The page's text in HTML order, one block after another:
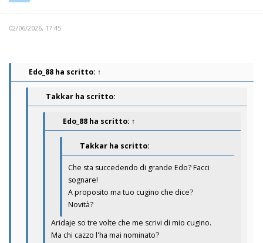
02/06/2026, 17:45
Edo_88 ha scritto: ↑
Takkar ha scritto:
Edo_88 ha scritto: ↑
Takkar ha scritto:
Che sta succedendo di grande Edo? Facci
sognare!
A proposito ma tuo cugino che dice?
Novità?
Aridaje so tre volte che me scrivi di mio cugino.
Ma chi cazzo l'ha mai nominato?